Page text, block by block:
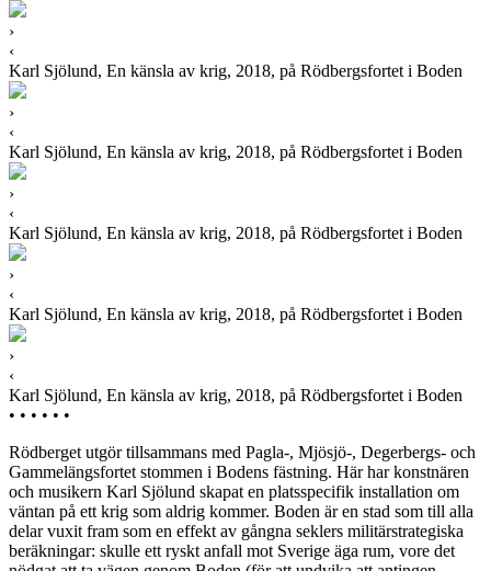
›
‹
Karl Sjölund, En känsla av krig, 2018, på Rödbergsfortet i Boden
›
‹
Karl Sjölund, En känsla av krig, 2018, på Rödbergsfortet i Boden
›
‹
Karl Sjölund, En känsla av krig, 2018, på Rödbergsfortet i Boden
›
‹
Karl Sjölund, En känsla av krig, 2018, på Rödbergsfortet i Boden
›
‹
Karl Sjölund, En känsla av krig, 2018, på Rödbergsfortet i Boden
• • • • • •
Rödberget utgör tillsammans med Pagla-, Mjösjö-, Degerbergs- och
Gammelängsfortet stommen i Bodens fästning. Här har konstnären
och musikern Karl Sjölund skapat en platsspecifik installation om
väntan på ett krig som aldrig kommer. Boden är en stad som till alla
delar vuxit fram som en effekt av gångna seklers militärstrategiska
beräkningar: skulle ett ryskt anfall mot Sverige äga rum, vore det